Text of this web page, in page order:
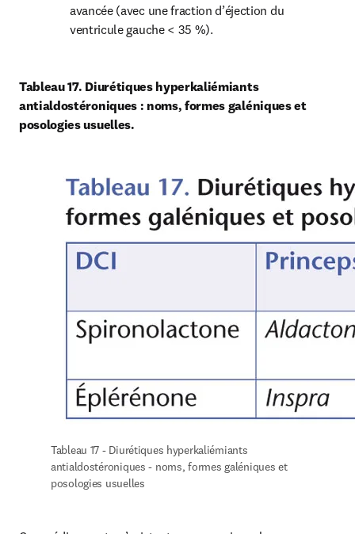
avancée (avec une fraction d’éjection du
ventricule gauche < 35 %).
Tableau 17. Diurétiques hyperkaliémiants
antialdostéroniques : noms, formes galéniques et
posologies usuelles.
Tableau 17 - Diurétiques hyperkaliémiants
antialdostéroniques - noms, formes galéniques et
posologies usuelles